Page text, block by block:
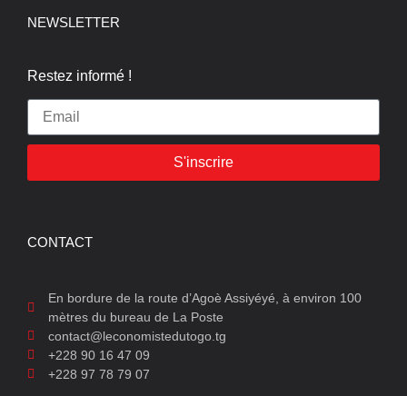
NEWSLETTER
Restez informé !
S'inscrire
CONTACT
En bordure de la route d’Agoè Assiyéyé, à environ 100
mètres du bureau de La Poste
contact@leconomistedutogo.tg
+228 90 16 47 09
+228 97 78 79 07